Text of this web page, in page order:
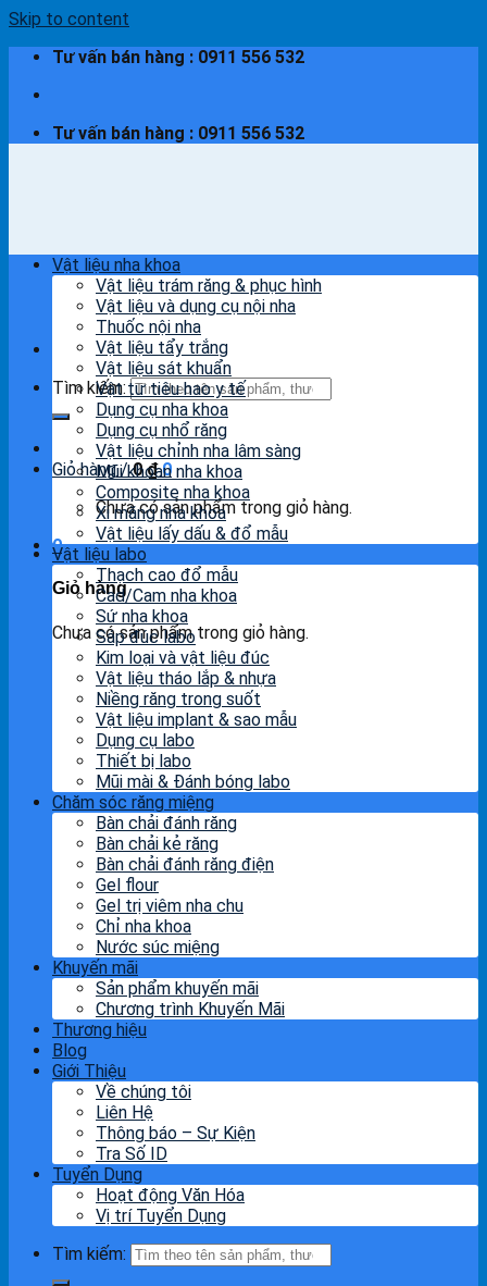
Skip to content
Tư vấn bán hàng : 0911 556 532
Tư vấn bán hàng : 0911 556 532
Tìm kiếm:
Giỏ hàng /0₫ 0
Chưa có sản phẩm trong giỏ hàng.
0
Giỏ hàng
Chưa có sản phẩm trong giỏ hàng.
Vật liệu nha khoa
Vật liệu trám răng & phục hình
Vật liệu và dụng cụ nội nha
Thuốc nội nha
Vật liệu tẩy trắng
Vật liệu sát khuẩn
Vật tư tiêu hao y tế
Dụng cụ nha khoa
Dụng cụ nhổ răng
Vật liệu chỉnh nha lâm sàng
Mũi khoan nha khoa
Composite nha khoa
Xi măng nha khoa
Vật liệu lấy dấu & đổ mẫu
Vật liệu labo
Thạch cao đổ mẫu
Cad/Cam nha khoa
Sứ nha khoa
Sáp đúc labo
Kim loại và vật liệu đúc
Vật liệu tháo lắp & nhựa
Niềng răng trong suốt
Vật liệu implant & sao mẫu
Dụng cụ labo
Thiết bị labo
Mũi mài & Đánh bóng labo
Chăm sóc răng miệng
Bàn chải đánh răng
Bàn chải kẻ răng
Bàn chải đánh răng điện
Gel flour
Gel trị viêm nha chu
Chỉ nha khoa
Nước súc miệng
Khuyến mãi
Sản phẩm khuyến mãi
Chương trình Khuyến Mãi
Thương hiệu
Blog
Giới Thiệu
Về chúng tôi
Liên Hệ
Thông báo – Sự Kiện
Tra Số ID
Tuyển Dụng
Hoạt động Văn Hóa
Vị trí Tuyển Dụng
Tìm kiếm: